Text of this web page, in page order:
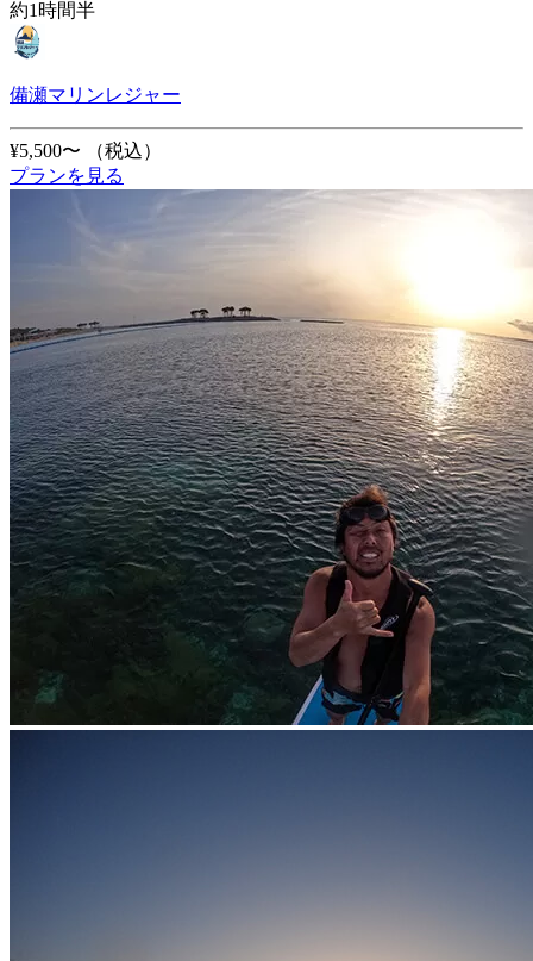
約1時間半
備瀬マリンレジャー
¥5,500〜
（税込）
プランを見る